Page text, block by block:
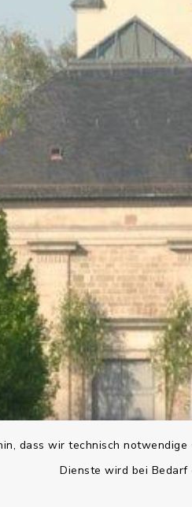
dass wir technisch
Dienste wird bei